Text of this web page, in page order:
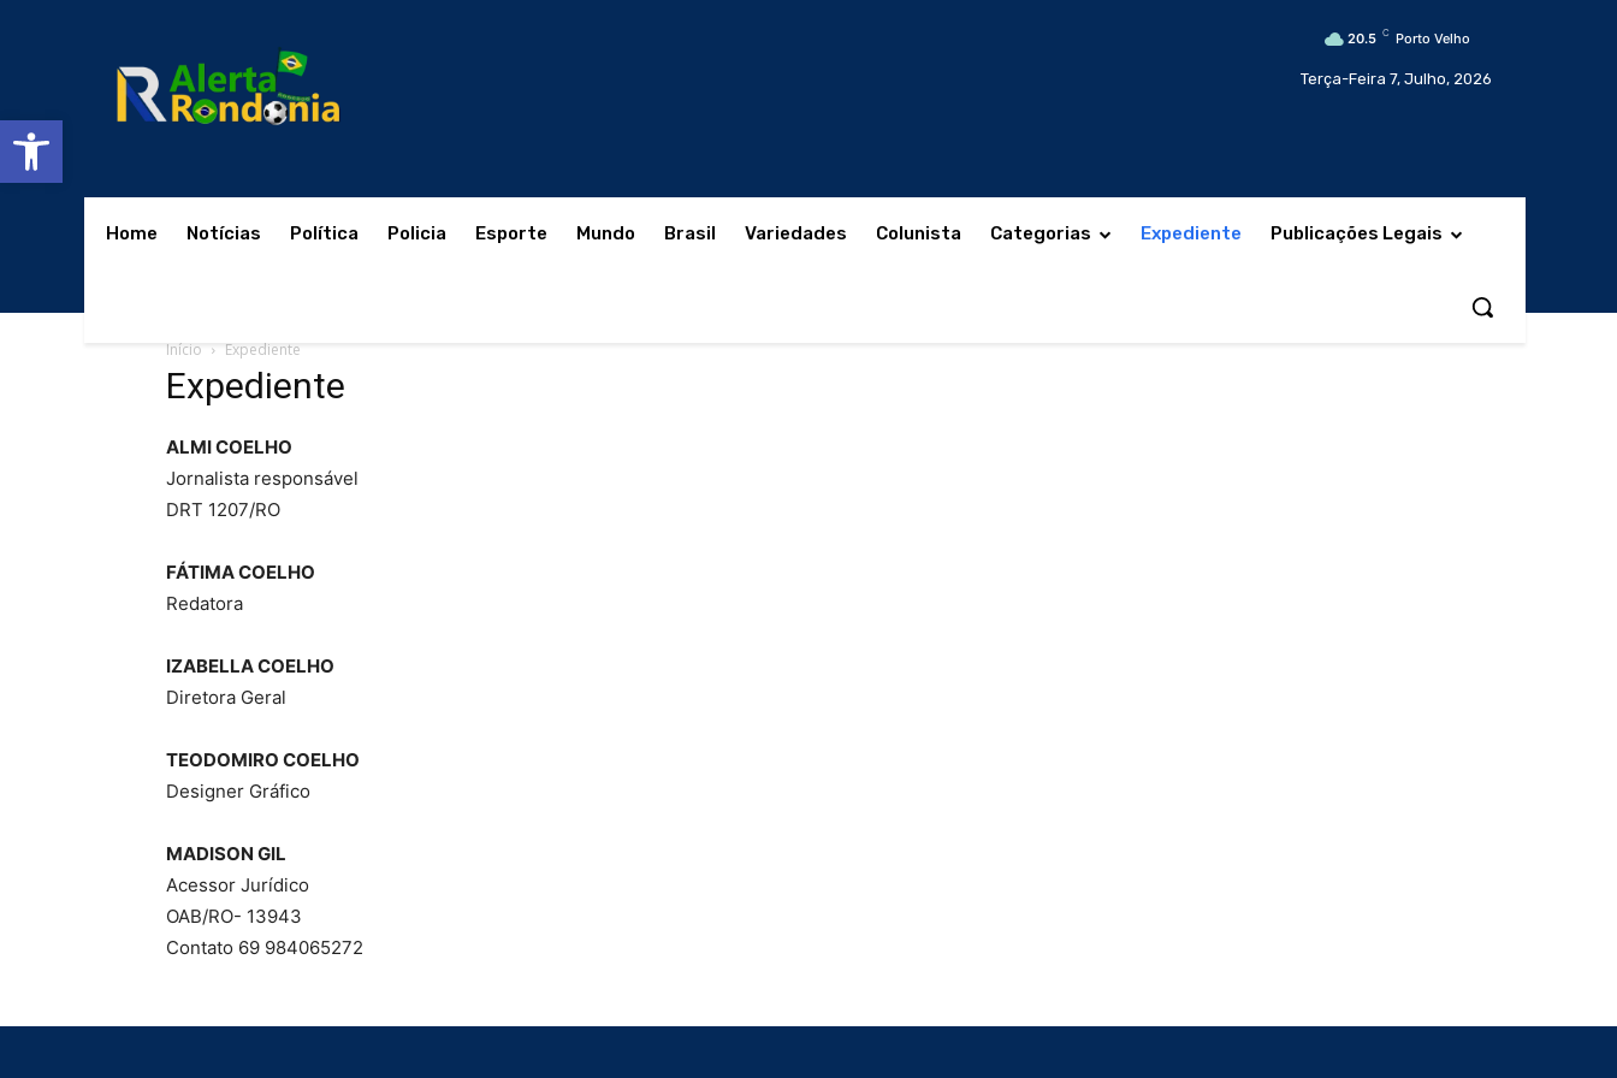
Abrir a barra de ferramentas
20.5 C Porto Velho
Terça-Feira 7, Julho, 2026
Home Notícias Política Policia Esporte Mundo Brasil Variedades Colunista Categorias Expediente Publicações Legais
Início Expediente
Expediente
ALMI COELHO
Jornalista responsável
DRT 1207/RO
FÁTIMA COELHO
Redatora
IZABELLA COELHO
Diretora Geral
TEODOMIRO COELHO
Designer Gráfico
MADISON GIL
Acessor Jurídico
OAB/RO- 13943
Contato 69 984065272